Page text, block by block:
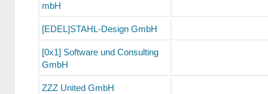
mbH
[EDEL]STAHL-Design GmbH
[0x1] Software und Consulting
GmbH
ZZZ United GmbH